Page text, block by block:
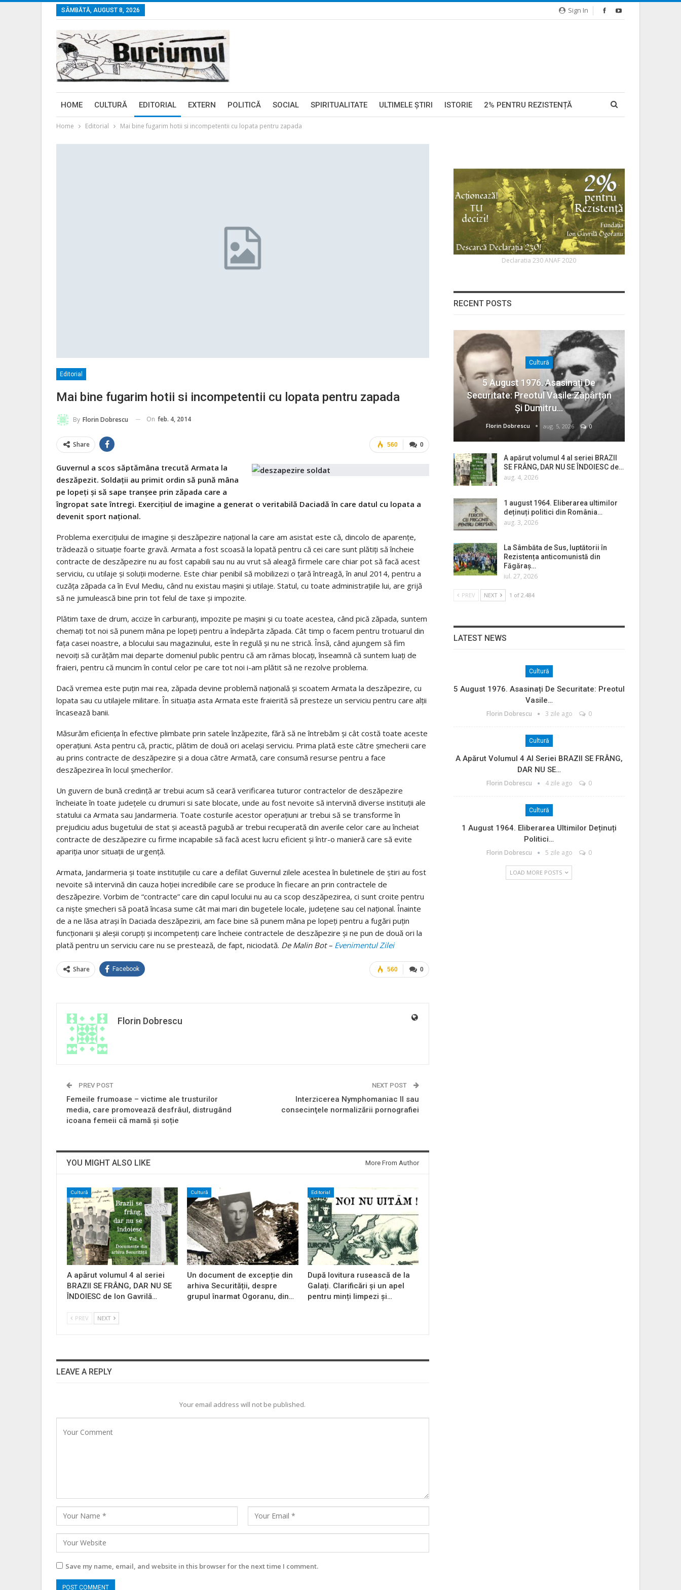
Sign In
SÂMBĂTĂ, AUGUST 8, 2026
HOME CULTURĂ EDITORIAL EXTERN POLITICĂ SOCIAL SPIRITUALITATE ULTIMELE ŞTIRI ISTORIE 2% PENTRU REZISTENȚĂ
Home Editorial Mai bine fugarim hotii si incompetentii cu lopata pentru zapada
Editorial
Mai bine fugarim hotii si incompetentii cu lopata pentru zapada
By Florin Dobrescu On feb. 4, 2014
0
560
Share
Guvernul a scos săptămâna trecută Armata la
deszăpezit. Soldaţii au primit ordin să pună mâna
pe lopeţi şi să sape tranşee prin zăpada care a
îngropat sate întregi. Exerciţiul de imagine a generat o veritabilă Daciadă în care datul cu lopata a
devenit sport naţional.
Problema exerciţiului de imagine şi deszăpezire naţional la care am asistat este că, dincolo de aparenţe,
trădează o situaţie foarte gravă. Armata a fost scoasă la lopată pentru că cei care sunt plătiţi să încheie
contracte de deszăpezire nu au fost capabili sau nu au vrut să aleagă firmele care chiar pot să facă acest
serviciu, cu utilaje şi soluţii moderne. Este chiar penibil să mobilizezi o ţară întreagă, în anul 2014, pentru a
cuzăţa zăpada ca în Evul Mediu, când nu existau maşini şi utilaje. Statul, cu toate administraţiile lui, are grijă
să ne jumulească bine prin tot felul de taxe şi impozite.
Plătim taxe de drum, accize în carburanţi, impozite pe maşini şi cu toate acestea, când pică zăpada, suntem
chemaţi tot noi să punem mâna pe lopeţi pentru a îndepărta zăpada. Cât timp o facem pentru trotuarul din
faţa casei noastre, a blocului sau magazinului, este în regulă şi nu ne strică. Însă, când ajungem să fim
nevoiţi să curăţăm mai departe domeniul public pentru că am rămas blocaţi, înseamnă că suntem luaţi de
fraieri, pentru că muncim în contul celor pe care tot noi i-am plătit să ne rezolve problema.
Dacă vremea este puţin mai rea, zăpada devine problemă naţională şi scoatem Armata la deszăpezire, cu
lopata sau cu utilajele militare. În situaţia asta Armata este fraierită să presteze un serviciu pentru care alţii
încasează banii.
Măsurăm eficienţa în efective plimbate prin satele înzăpezite, fără să ne întrebăm şi cât costă toate aceste
operaţiuni. Asta pentru că, practic, plătim de două ori acelaşi serviciu. Prima plată este către şmecherii care
au prins contracte de deszăpezire şi a doua către Armată, care consumă resurse pentru a face
deszăpezirea în locul şmecherilor.
Un guvern de bună credinţă ar trebui acum să ceară verificarea tuturor contractelor de deszăpezire
încheiate în toate judeţele cu drumuri si sate blocate, unde au fost nevoite să intervină diverse instituţii ale
statului ca Armata sau Jandarmeria. Toate costurile acestor operaţiuni ar trebui să se transforme în
prejudiciu adus bugetului de stat şi această pagubă ar trebui recuperată din averile celor care au încheiat
contracte de deszăpezire cu firme incapabile să facă acest lucru eficient şi într-o manieră care să evite
apariţia unor situaţii de urgenţă.
Armata, Jandarmeria şi toate instituţiile cu care a defilat Guvernul zilele acestea în buletinele de ştiri au fost
nevoite să intervină din cauza hoţiei incredibile care se produce în fiecare an prin contractele de
deszăpezire. Vorbim de “contracte” care din capul locului nu au ca scop deszăpezirea, ci sunt croite pentru
ca nişte şmecheri să poată încasa sume cât mai mari din bugetele locale, judeţene sau cel naţional. Înainte
de a ne lăsa atraşi în Daciada deszăpezirii, am face bine să punem mâna pe lopeţi pentru a fugări puţin
funcţionarii şi aleşii corupţi şi incompetenţi care încheie contractele de deszăpezire şi ne pun de două ori la
plată pentru un serviciu care nu se prestează, de fapt, niciodată. De Malin Bot – Evenimentul Zilei
0
560
Share Facebook
Florin Dobrescu
PREV POST
Femeile frumoase – victime ale trusturilor
media, care promovează desfrâul, distrugând
icoana femeii că mamă și soție
NEXT POST
Interzicerea Nymphomaniac II sau
consecinţele normalizării pornografiei
YOU MIGHT ALSO LIKE More From Author
Cultură
A apărut volumul 4 al seriei
BRAZII SE FRÂNG, DAR NU SE
ÎNDOIESC de Ion Gavrilă…
Cultură
Un document de excepție din
arhiva Securității, despre
grupul înarmat Ogoranu, din…
Editorial
După lovitura rusească de la
Galați. Clarificări și un apel
pentru minți limpezi și…
PREV NEXT
LEAVE A REPLY
Your email address will not be published.
Save my name, email, and website in this browser for the next time I comment.
Declaratia 230 ANAF 2020
RECENT POSTS
Cultură
5 August 1976. Asasinați De
Securitate: Preotul Vasile Zăpârțan
Și Dumitru…
Florin Dobrescu aug. 5, 2026 0
A apărut volumul 4 al seriei BRAZII
SE FRÂNG, DAR NU SE ÎNDOIESC de…
aug. 4, 2026
1 august 1964. Eliberarea ultimilor
deținuți politici din România…
aug. 3, 2026
La Sâmbăta de Sus, luptătorii în
Rezistența anticomunistă din
Făgăraș…
iul. 27, 2026
PREV NEXT 1 of 2.484
LATEST NEWS
Cultură
5 August 1976. Asasinați De Securitate: Preotul
Vasile…
Florin Dobrescu 3 zile ago 0
Cultură
A Apărut Volumul 4 Al Seriei BRAZII SE FRÂNG,
DAR NU SE…
Florin Dobrescu 4 zile ago 0
Cultură
1 August 1964. Eliberarea Ultimilor Deținuți
Politici…
Florin Dobrescu 5 zile ago 0
LOAD MORE POSTS